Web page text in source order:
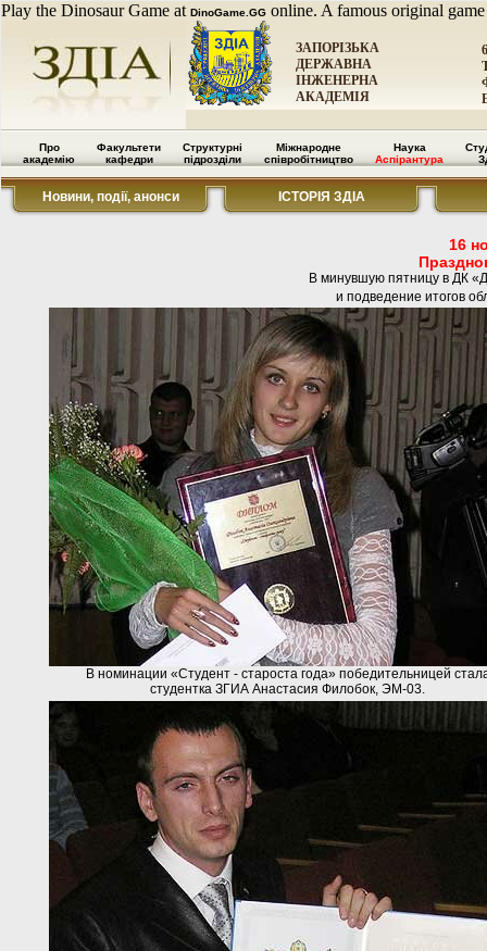
Play the Dinosaur Game at DinoGame.GG online. A famous original
ЗАПОРІЗЬКА
ДЕРЖАВНА
ІНЖЕНЕРНА
АКАДЕМІЯ
Про
академію
Факультети
кафедри
Структурні
підрозділи
Міжнародне
співробітництво
Наука
Аспірантура
Новини, події, анонси ІСТОРІЯ ЗДІА
16
В минувшую пятницу в ДК
и подведение итогов
В номинации «Студент - староста года» победительницей
студентка ЗГИА Анастасия Филобок, ЭМ-03.